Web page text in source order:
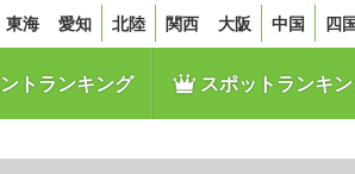
東海 愛知 北陸 関西 大阪 中国 四
トランキング スポットランキ